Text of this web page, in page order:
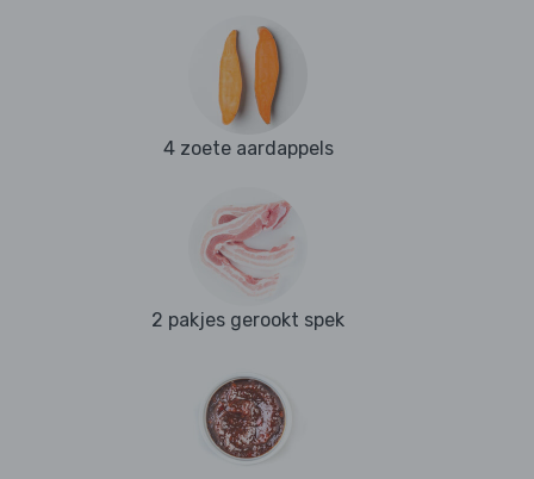
4 zoete aardappels
2 pakjes gerookt spek